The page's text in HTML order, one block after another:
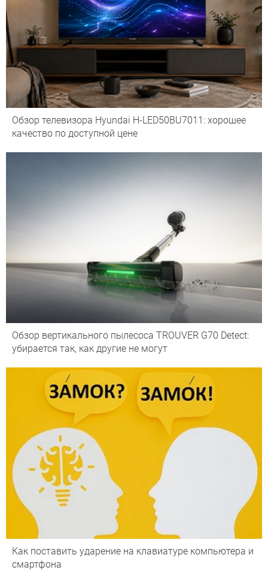
Обзор телевизора Hyundai H-LED50BU7011: хорошее
качество по доступной цене
Обзор вертикального пылесоса TROUVER G70 Detect:
убирается так, как другие не могут
Как поставить ударение на клавиатуре компьютера и
смартфона